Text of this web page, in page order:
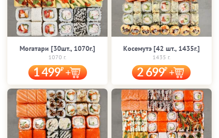
Могатари [30шт., 1070г.]
1070 г.
1 499
Косемутэ [42 шт., 1435г.]
1435 г.
2 699